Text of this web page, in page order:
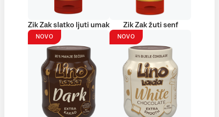
Zik Zak slatko ljuti umak Zik Zak žuti senf
NOVO NOVO